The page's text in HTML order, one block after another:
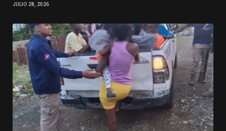
JULIO 28, 2026